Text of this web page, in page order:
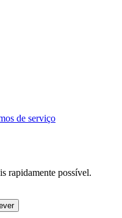
de serviço
rapidamente possível.